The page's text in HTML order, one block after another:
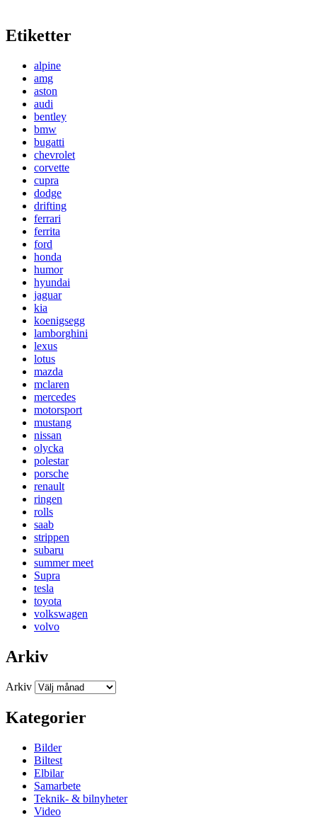
Etiketter
alpine
amg
aston
audi
bentley
bmw
bugatti
chevrolet
corvette
cupra
dodge
drifting
ferrari
ferrita
ford
honda
humor
hyundai
jaguar
kia
koenigsegg
lamborghini
lexus
lotus
mazda
mclaren
mercedes
motorsport
mustang
nissan
olycka
polestar
porsche
renault
ringen
rolls
saab
strippen
subaru
summer meet
Supra
tesla
toyota
volkswagen
volvo
Arkiv
Arkiv
Kategorier
Bilder
Biltest
Elbilar
Samarbete
Teknik- & bilnyheter
Video